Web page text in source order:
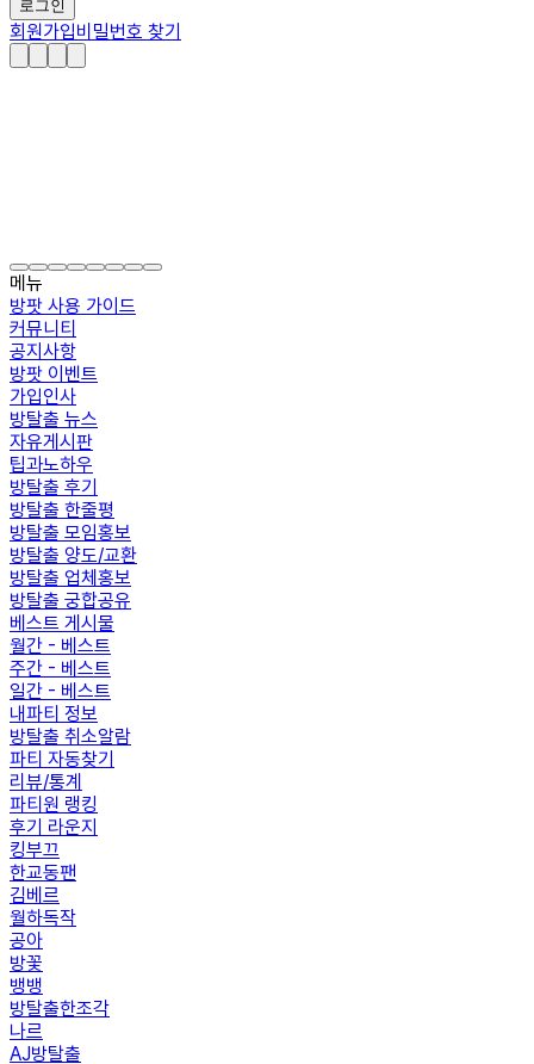
로그인
회원가입비밀번호 찾기
메뉴
방팟 사용 가이드
커뮤니티
공지사항
방팟 이벤트
가입인사
방탈출 뉴스
자유게시판
팁과노하우
방탈출 후기
방탈출 한줄평
방탈출 모임홍보
방탈출 양도/교환
방탈출 업체홍보
방탈출 궁합공유
베스트 게시물
월간 - 베스트
주간 - 베스트
일간 - 베스트
내파티 정보
방탈출 취소알람
파티 자동찾기
리뷰/통계
파티원 랭킹
후기 라운지
킹부끄
한교동팬
김베르
월하독작
공아
방꽃
뱅뱅
방탈출한조각
나르
AJ방탈출